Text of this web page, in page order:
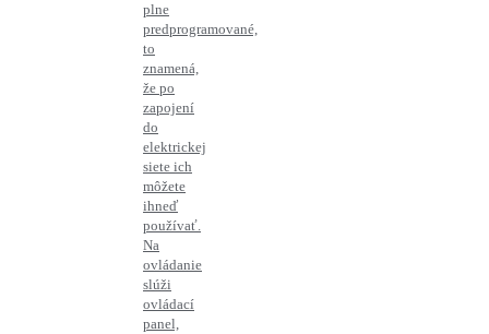
plne
predprogramované,
to
znamená,
že po
zapojení
do
elektrickej
siete ich
môžete
ihneď
používať.
Na
ovládanie
slúži
ovládací
panel,